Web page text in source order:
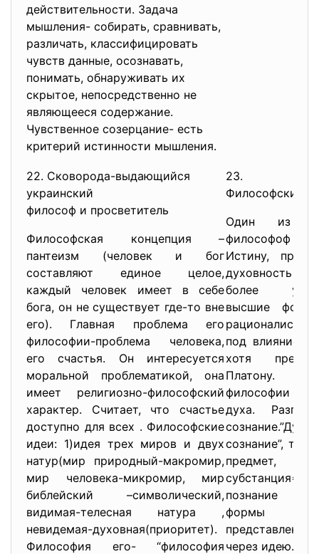
действительности. Задача
мышления- собирать, сравнивать,
различать, классифицировать
чувств данные, осознавать,
понимать, обнаруживать их
скрытое, непосредственно не
являющееся содержание.
Чувственное созерцание- есть
критерий истинности мышления.
22. Сковорода-выдающийся
украинский
философ и просветитель
Философская концепция –
пантеизм (человек и бог
составляют единое целое,
каждый человек имеет в себе
бога, он не существует где-то вне
его). Главная проблема его
философии-проблема человека,
его счастья. Он интересуется
моральной проблематикой, она
имеет религиозно-философский
характер. Считает, что счастье
доступно для всех . Философские
идеи: 1)идея трех миров и двух
натур(мир природный-макромир,
мир человека-микромир, мир
библейский –символический,
видимая-телесная натура ,
невидемая-духовная(приоритет).
Философия его- “философия
23.
Философские
Один из
философоф
Истину,
духовность
более
высшие
под влиянием
хотя
Платону.
философии
духа.
сознание.”Дух
сознание”, так
познание
формы
через идею.